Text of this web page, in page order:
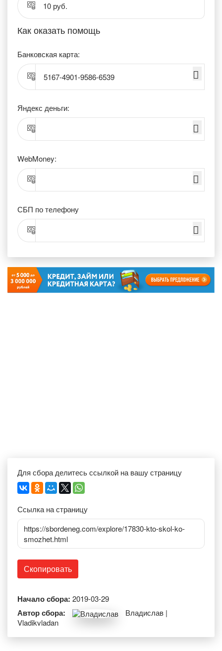
10 руб.
Как оказать помощь
Банковская карта:
5167-4901-9586-6539
Яндекс деньги:
WebMoney:
СБП по телефону
Для сбора делитесь ссылкой на вашу страницу
Ссылка на страницу
https://sbordeneg.com/explore/17830-kto-skol-ko-
smozhet.html
Скопировать
Начало сбора: 2019-03-29
Автор сбора:
Владислав |
Vladikvladan